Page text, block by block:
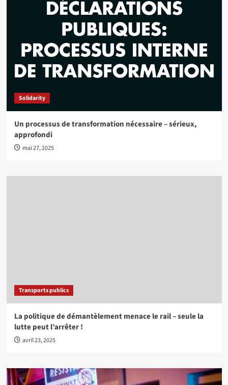
Solidarity
Un processus de transformation nécessaire – sérieux,
approfondi
mai 27, 2025
Transports publics
La politique de démantèlement menace le rail – seule la
lutte peut l’arrêter !
avril 23, 2025